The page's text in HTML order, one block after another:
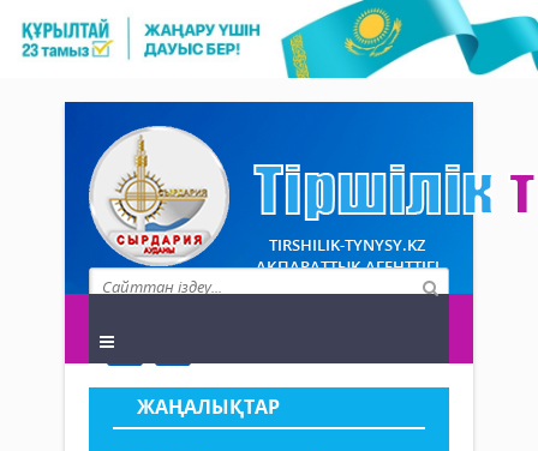
TIRSHILIK-TYNYSY.KZ
АҚПАРАТТЫҚ АГЕНТТІГІ
ЖАҢАЛЫҚТАР